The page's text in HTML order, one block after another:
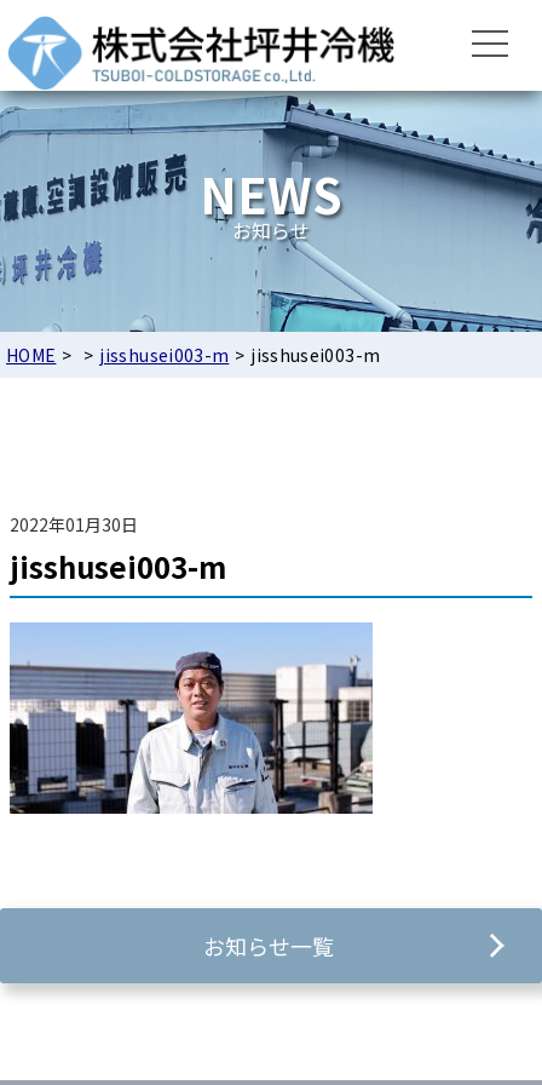
NEWS
お知らせ
HOME > > jisshusei003-m > jisshusei003-m
2022年01月30日
jisshusei003-m
お知らせ一覧